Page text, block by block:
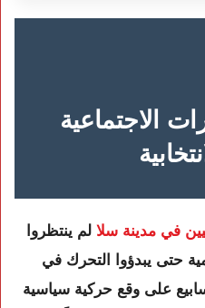
الاجتماعية
في مدينة سلا لم ينتظروا
حتى يبدؤوا التحرك في
على وقع حركية سياسية